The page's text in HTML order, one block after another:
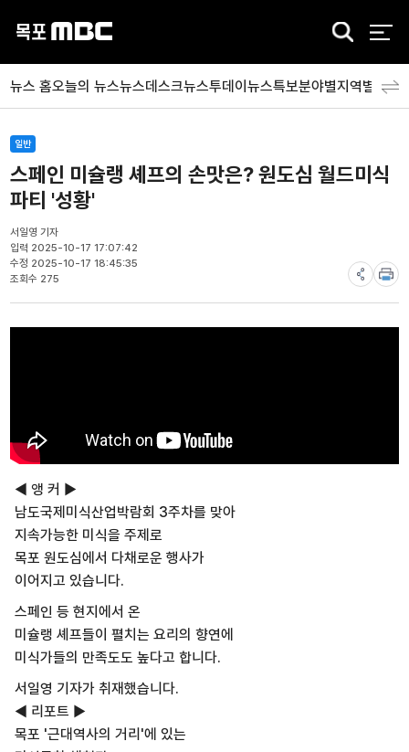
검
뉴스 홈오늘의 뉴스뉴스데스크뉴스투데이뉴스특보분야별지역별 뉴스
일반
스페인 미슐랭 셰프의 손맛은? 원도심 월드미식
파티 '성황'
서일영 기자
입력 2025-10-17 17:07:42
수정 2025-10-17 18:45:35
조회수 275
◀ 앵 커 ▶
남도국제미식산업박람회 3주차를 맞아
지속가능한 미식을 주제로
목포 원도심에서 다채로운 행사가
이어지고 있습니다.
스페인 등 현지에서 온
미슐랭 셰프들이 펼치는 요리의 향연에
미식가들의 만족도도 높다고 합니다.
서일영 기자가 취재했습니다.
◀ 리포트 ▶
목포 '근대역사의 거리'에 있는